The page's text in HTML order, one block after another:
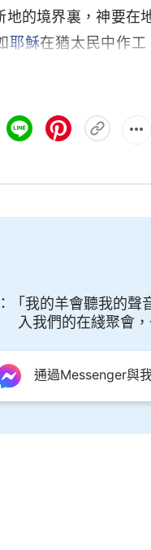
地的境界裏，神要在
耶穌在猶太民中作
看顧、保守，接受神
在地上作更實際的工
的神升為至高，被尊為
得那麽簡單。新時代
結束了一切舊時代
持以正確的態度，
就是更實際地順服
是難實行，從此看
足可以達到的。人
是一天兩天可以達到
「我的羊會聽我的聲
入我們的在綫聚會
通過Messenger與